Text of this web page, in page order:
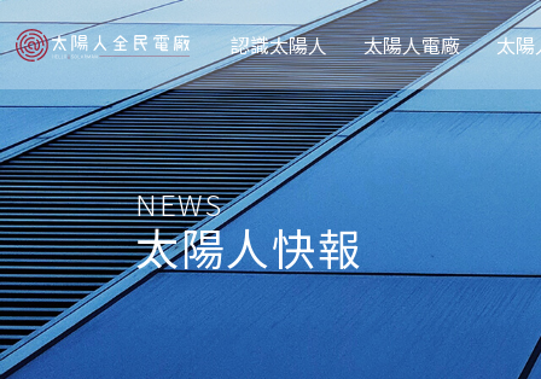
認識太陽人 太陽人電廠 太陽
NEWS
太陽人快報